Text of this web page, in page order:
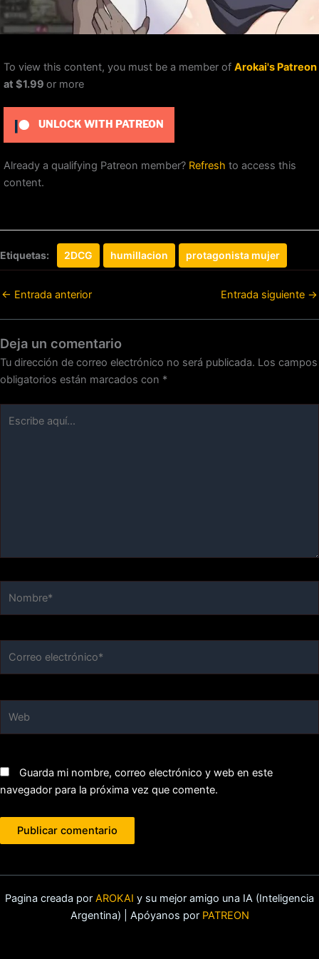
To view this content, you must be a member of Arokai's Patreon
at $1.99 or more
UNLOCK WITH PATREON
Already a qualifying Patreon member? Refresh to access this
content.
Etiquetas: 2DCG humillacion protagonista mujer
← Entrada anterior Entrada siguiente →
Deja un comentario
Tu dirección de correo electrónico no será publicada. Los campos
obligatorios están marcados con *
aquí...
Guarda mi nombre, correo electrónico y web en este
navegador para la próxima vez que comente.
Pagina creada por AROKAI y su mejor amigo una IA (Inteligencia
Argentina) | Apóyanos por PATREON